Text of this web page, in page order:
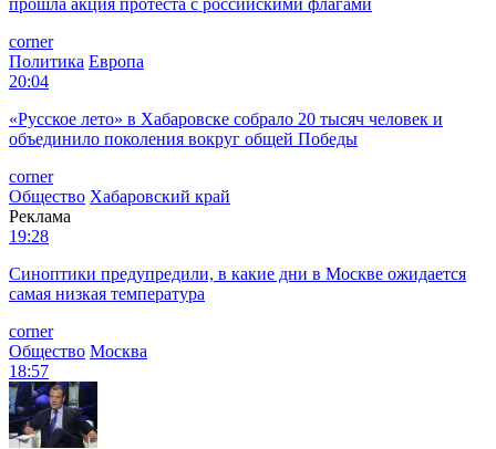
corner
Политика Европа
20:04
«Русское лето» в Хабаровске собрало 20 тысяч человек и
объединило поколения вокруг общей Победы
corner
Общество Хабаровский край
Реклама
19:28
Синоптики предупредили, в какие дни в Москве ожидается
самая низкая температура
corner
Общество Москва
18:57